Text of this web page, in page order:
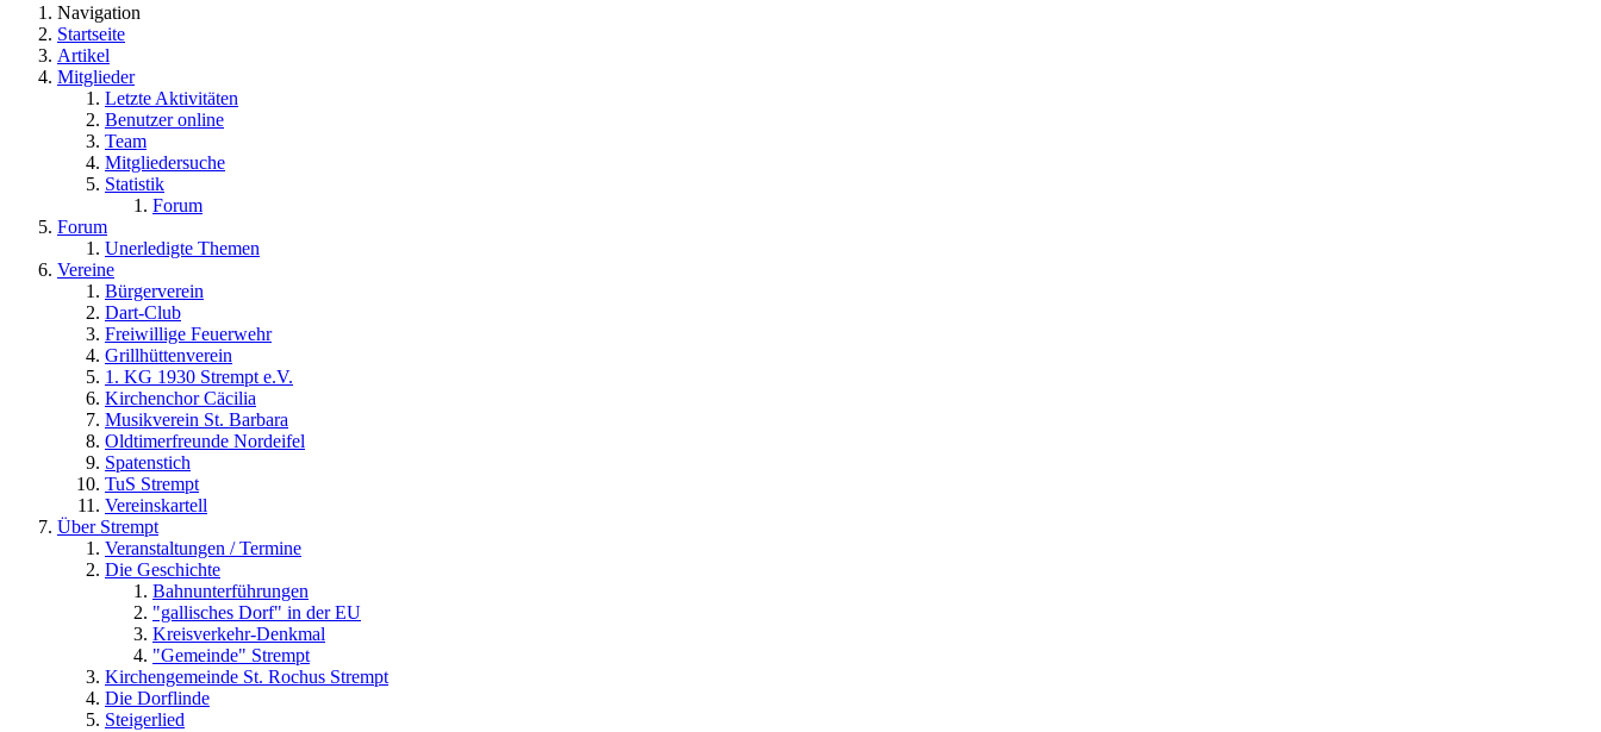
Navigation
Startseite
Artikel
Mitglieder
Letzte Aktivitäten
Benutzer online
Team
Mitgliedersuche
Statistik
Forum
Forum
Unerledigte Themen
Vereine
Bürgerverein
Dart-Club
Freiwillige Feuerwehr
Grillhüttenverein
1. KG 1930 Strempt e.V.
Kirchenchor Cäcilia
Musikverein St. Barbara
Oldtimerfreunde Nordeifel
Spatenstich
TuS Strempt
Vereinskartell
Über Strempt
Veranstaltungen / Termine
Die Geschichte
Bahnunterführungen
"gallisches Dorf" in der EU
Kreisverkehr-Denkmal
"Gemeinde" Strempt
Kirchengemeinde St. Rochus Strempt
Die Dorflinde
Steigerlied